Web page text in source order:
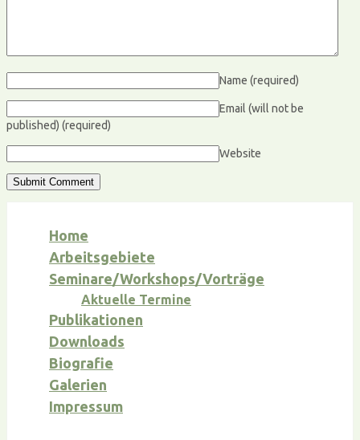
Name (required)
Email (will not be
published) (required)
Website
Home
Arbeitsgebiete
Seminare/Workshops/Vorträge
Aktuelle Termine
Publikationen
Downloads
Biografie
Galerien
Impressum